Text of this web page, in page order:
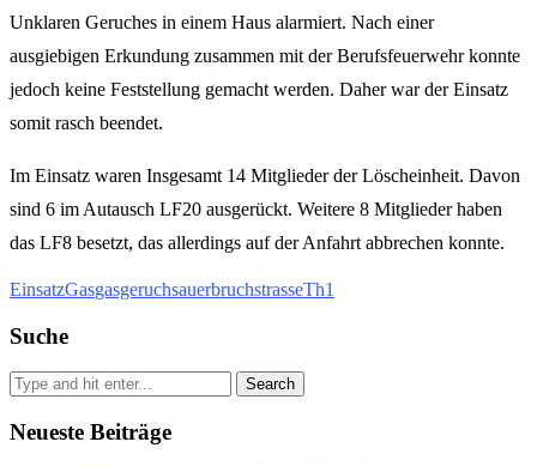
Unklaren Geruches in einem Haus alarmiert. Nach einer
ausgiebigen Erkundung zusammen mit der Berufsfeuerwehr konnte
jedoch keine Feststellung gemacht werden. Daher war der Einsatz
somit rasch beendet.
Im Einsatz waren Insgesamt 14 Mitglieder der Löscheinheit. Davon
sind 6 im Autausch LF20 ausgerückt. Weitere 8 Mitglieder haben
das LF8 besetzt, das allerdings auf der Anfahrt abbrechen konnte.
EinsatzGasgasgeruchsauerbruchstrasseTh1
Suche
Search
Neueste Beiträge